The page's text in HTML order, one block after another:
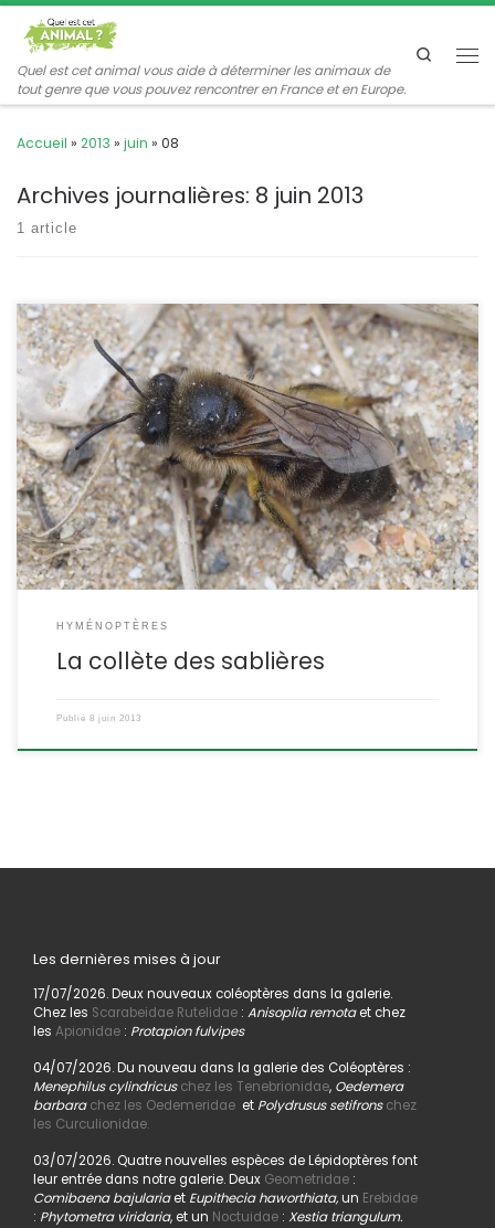
Passer au contenu
Quel est cet animal vous aide à déterminer les animaux de
tout genre que vous pouvez rencontrer en France et en Europe.
Search
Accueil » 2013 » juin » 08
Archives journalières: 8 juin 2013
1 article
On rencontre cette abeille solitaire dès le mois de mars dans les
dunes, elle ressemble beaucoup à l’abeille des ruches, mais elle
creuse le sable pour assurer sa descendance. Colletes
cunicularius Linnaeus,1761 POSITION SYSTÉMATIQUE : Insecte
Hyménoptère Apocrite Famille des Colletidae ETYMOLOGIE :
Colletes : ? cunicularius : qui rappelle le lapin : allusion à leur
habitude de […]
HYMÉNOPTÈRES
La collète des sablières
Publié 8 juin 2013
Les dernières mises à jour
17/07/2026. Deux nouveaux coléoptères dans la galerie.
Chez les Scarabeidae Rutelidae: Anisoplia remotaet chez
les Apionidae: Protapion fulvipes
04/07/2026. Du nouveau dans la galerie des Coléoptères :
Menephilus cylindricus chez les Tenebrionidae,Oedemera
barbara chez les Oedemeridaeet Polydrusus setifrons chez
les Curculionidae.
03/07/2026. Quatre nouvelles espèces de Lépidoptères font
leur entrée dans notre galerie. Deux Geometridae:
Comibaena bajulariaet Eupithecia haworthiata,un Erebidae
: Phytometra viridaria, et un Noctuidae: Xestia triangulum.